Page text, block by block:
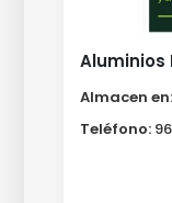
Aluminios
Almacen en:
Teléfono: